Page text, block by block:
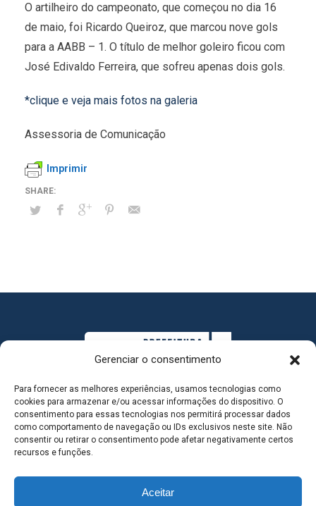
Gerenciar o consentimento
Para fornecer as melhores experiências, usamos tecnologias como
cookies para armazenar e/ou acessar informações do dispositivo. O
consentimento para essas tecnologias nos permitirá processar dados
como comportamento de navegação ou IDs exclusivos neste site. Não
consentir ou retirar o consentimento pode afetar negativamente certos
recursos e funções.
Aceitar
O artilheiro do campeonato, que começou no dia 16
de maio, foi Ricardo Queiroz, que marcou nove gols
para a AABB – 1. O título de melhor goleiro ficou com
José Edivaldo Ferreira, que sofreu apenas dois gols.
*clique e veja mais fotos na galeria
Assessoria de Comunicação
Imprimir
MAPA DO SITE